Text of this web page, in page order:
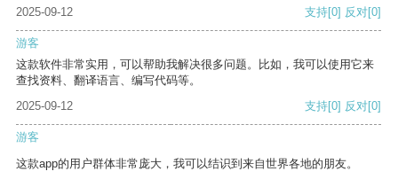
2025-09-12 支持[0] 反对[0]
游客
这款软件非常实用，可以帮助我解决很多问题。比如，我可以使用它来
查找资料、翻译语言、编写代码等。
2025-09-12
支持[0] 反对[0]
游客
这款app的用户群体非常庞大，我可以结识到来自世界各地的朋友。